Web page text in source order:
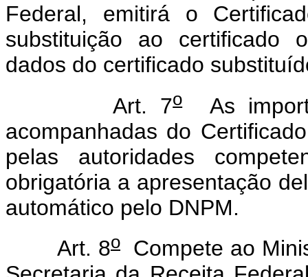
Federal, emitirá o
substituição ao certificado
dados do certificado
Art. 7oAs
acompanhadas do
pelas autoridades
obrigatória a apresentação
automático pelo DNPM.
Art. 8o
Compete ao